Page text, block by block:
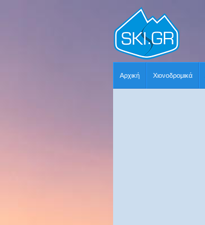
Αρχική Χιονοδρομικά